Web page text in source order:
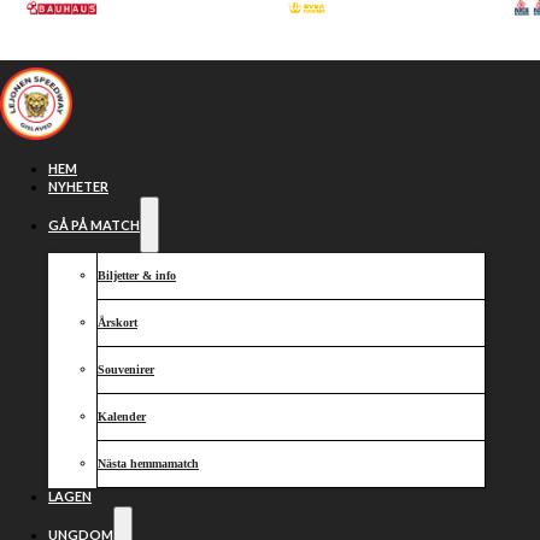
Hoppa till huvudinnehåll
HEM
NYHETER
GÅ PÅ MATCH
Biljetter & info
Årskort
Souvenirer
Kalender
Nästa hemmamatch
LAGEN
UNGDOM
Ny stark